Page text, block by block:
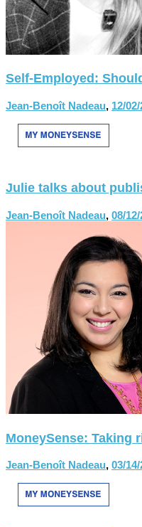
Self-Employed:
Jean-Benoît Nadeau, 12/
Julie talks about
Jean-Benoît Nadeau, 08/
MoneySense: Taking
Jean-Benoît Nadeau, 03/